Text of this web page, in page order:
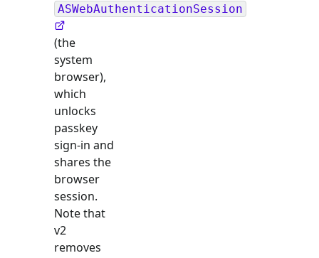
ASWebAuthenticationSession
(the
system
browser),
which
unlocks
passkey
sign-in and
shares the
browser
session.
Note that
v2
removes